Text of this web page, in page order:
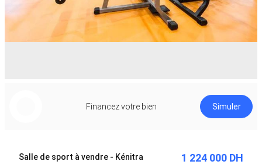
Financez votre bien Simuler
Salle de sport à vendre - Kénitra 1 224 000 DH